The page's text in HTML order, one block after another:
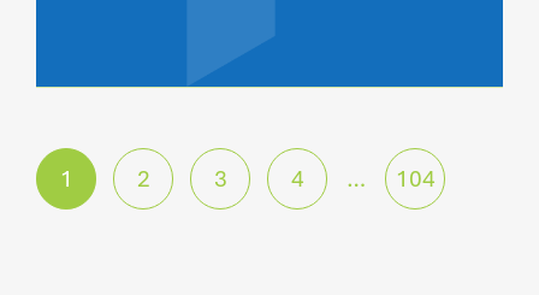
P
o
1 2 3 4 … 104